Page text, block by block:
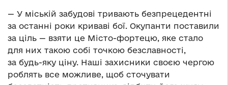
— У міській забудові тривають безпрецедентні
за останні роки криваві бої. Окупанти поставили
за ціль — взяти це Місто-фортецю, яке стало
для них такою собі точкою безславності,
за будь-яку ціну. Наші захисники своєю чергою
роблять все можливе, щоб сточувати